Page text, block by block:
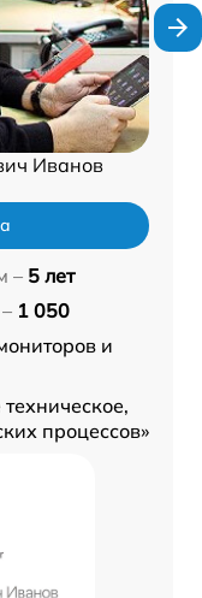
Иванов
– 5 лет
1 050
и
процессов»